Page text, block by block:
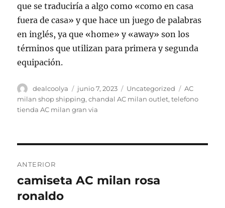
que se traduciría a algo como «como en casa
fuera de casa» y que hace un juego de palabras
en inglés, ya que «home» y «away» son los
términos que utilizan para primera y segunda
equipación.
Autor
dealcoolya
Publicado
el
junio 7, 2023 Categorías
Uncategorized Etiquetas
AC
milan shop shipping,chandal AC milan outlet,telefono
tienda AC milan gran via
de
entradas
ANTERIOR
Entrada
anterior:
camiseta AC milan rosa
ronaldo